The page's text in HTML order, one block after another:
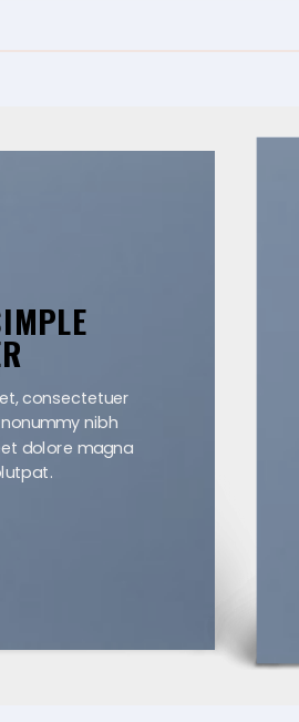
BANNER
nibh euismod
aliquam erat